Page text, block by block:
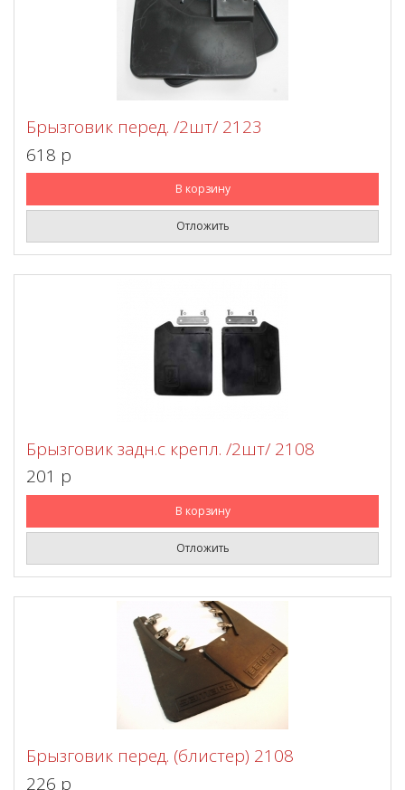
Брызговик перед. /2шт/ 2123
618 p
В корзину
Отложить
Брызговик задн.с крепл. /2шт/ 2108
201 p
В корзину
Отложить
Брызговик перед. (блистер) 2108
226 p